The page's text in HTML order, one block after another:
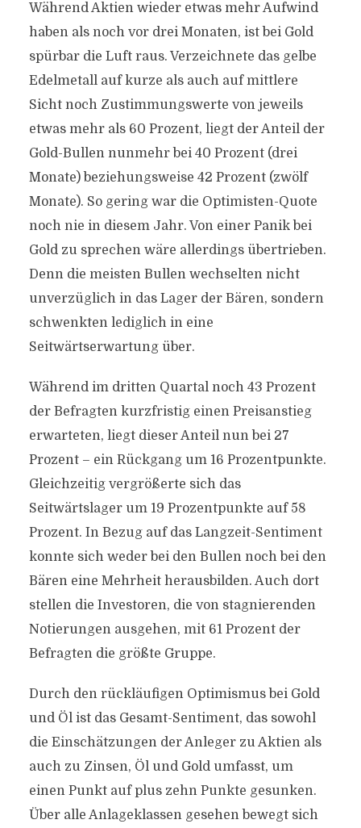
Während Aktien wieder etwas mehr Aufwind
haben als noch vor drei Monaten, ist bei Gold
spürbar die Luft raus. Verzeichnete das gelbe
Edelmetall auf kurze als auch auf mittlere
Sicht noch Zustimmungswerte von jeweils
etwas mehr als 60 Prozent, liegt der Anteil der
Gold-Bullen nunmehr bei 40 Prozent (drei
Monate) beziehungsweise 42 Prozent (zwölf
Monate). So gering war die Optimisten-Quote
noch nie in diesem Jahr. Von einer Panik bei
Gold zu sprechen wäre allerdings übertrieben.
Denn die meisten Bullen wechselten nicht
unverzüglich in das Lager der Bären, sondern
schwenkten lediglich in eine
Seitwärtserwartung über.
Während im dritten Quartal noch 43 Prozent
der Befragten kurzfristig einen Preisanstieg
erwarteten, liegt dieser Anteil nun bei 27
Prozent – ein Rückgang um 16 Prozentpunkte.
Gleichzeitig vergrößerte sich das
Seitwärtslager um 19 Prozentpunkte auf 58
Prozent. In Bezug auf das Langzeit-Sentiment
konnte sich weder bei den Bullen noch bei den
Bären eine Mehrheit herausbilden. Auch dort
stellen die Investoren, die von stagnierenden
Notierungen ausgehen, mit 61 Prozent der
Befragten die größte Gruppe.
Durch den rückläufigen Optimismus bei Gold
und Öl ist das Gesamt-Sentiment, das sowohl
die Einschätzungen der Anleger zu Aktien als
auch zu Zinsen, Öl und Gold umfasst, um
einen Punkt auf plus zehn Punkte gesunken.
Über alle Anlageklassen gesehen bewegt sich